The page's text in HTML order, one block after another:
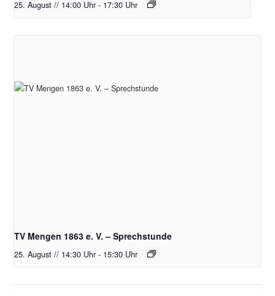
25. August // 14:00 Uhr - 17:30 Uhr
TV Mengen 1863 e. V. – Sprechstunde
25. August // 14:30 Uhr - 15:30 Uhr